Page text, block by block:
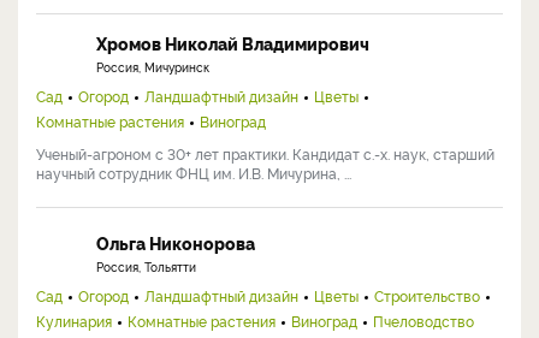
Хромов Николай Владимирович
Россия, Мичуринск
Сад Огород Ландшафтный дизайн
Цветы
Комнатные растения
Виноград
Ученый-агроном с 30+ лет практики. Кандидат с.-х. наук, старший
научный сотрудник ФНЦ им. И.В. Мичурина, ...
Ольга Никонорова
Россия, Тольятти
Сад Огород Ландшафтный дизайн Цветы
Строительство
Кулинария
Комнатные растения Виноград
Пчеловодство